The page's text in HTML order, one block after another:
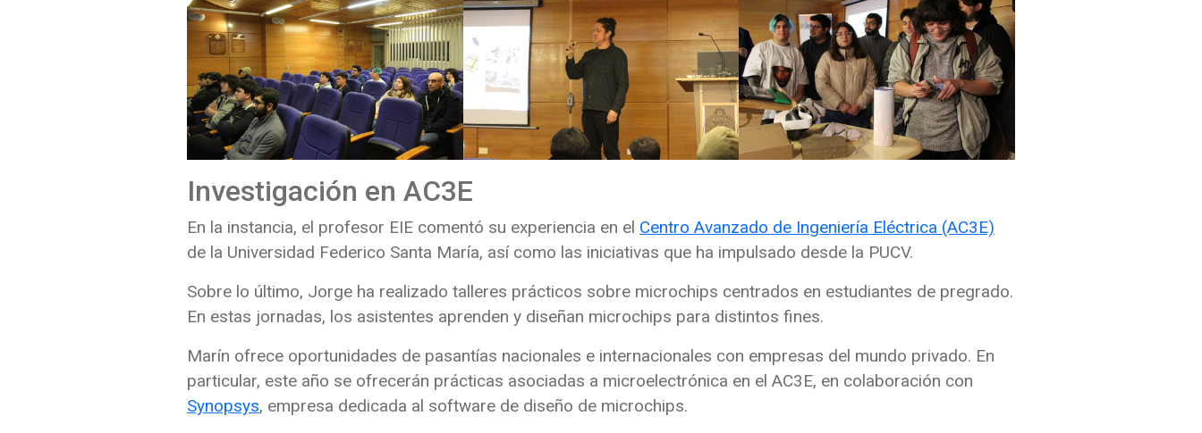
Investigación en AC3E
En la instancia, el profesor EIE comentó su experiencia en el Centro Avanzado de Ingeniería Eléctrica (AC3E)
de la Universidad Federico Santa María, así como las iniciativas que ha impulsado desde la PUCV.
Sobre lo último, Jorge ha realizado talleres prácticos sobre microchips centrados en estudiantes de pregrado.
En estas jornadas, los asistentes aprenden y diseñan microchips para distintos fines.
Marín ofrece oportunidades de pasantías nacionales e internacionales con empresas del mundo privado. En
particular, este año se ofrecerán prácticas asociadas a microelectrónica en el AC3E, en colaboración con
Synopsys, empresa dedicada al software de diseño de microchips.